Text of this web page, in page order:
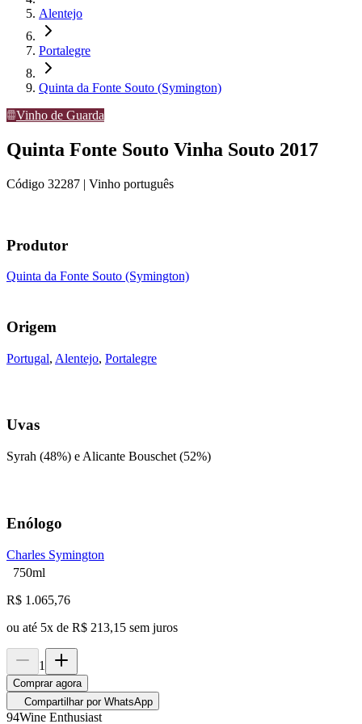
Alentejo
Portalegre
Quinta da Fonte Souto (Symington)
Vinho de Guarda
Quinta Fonte Souto Vinha Souto 2017
Código 32287 | Vinho português
Produtor
Quinta da Fonte Souto (Symington)
Origem
Portugal, Alentejo, Portalegre
Uvas
Syrah (48%) e Alicante Bouschet (52%)
Enólogo
Charles Symington
750ml
R$ 1.065,76
ou até 5x de R$ 213,15 sem juros
1
Comprar agora
Compartilhar por WhatsApp
94Wine Enthusiast